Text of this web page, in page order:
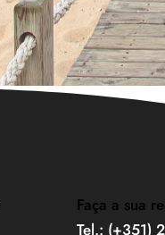
Faça a sua
Tel.: (+351)